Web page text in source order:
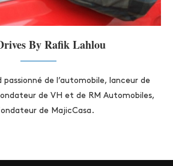
By Rafik Lahlou
passionné de l’automobile, lanceur de
de VH et de RM Automobiles,
de MajicCasa.